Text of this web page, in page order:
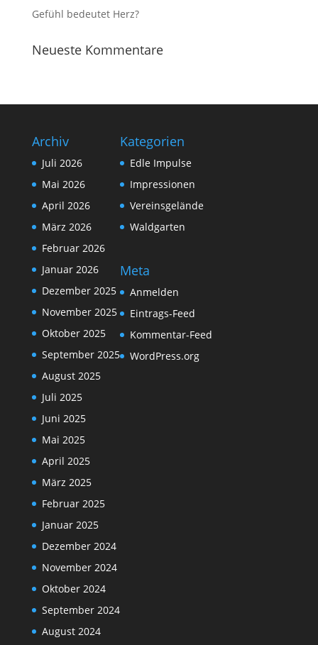
Gefühl bedeutet Herz?
Neueste Kommentare
Archiv
Juli 2026
Mai 2026
April 2026
März 2026
Februar 2026
Januar 2026
Dezember 2025
November 2025
Oktober 2025
September 2025
August 2025
Juli 2025
Juni 2025
Mai 2025
April 2025
März 2025
Februar 2025
Januar 2025
Dezember 2024
November 2024
Oktober 2024
September 2024
August 2024
Kategorien
Edle Impulse
Impressionen
Vereinsgelände
Waldgarten
Meta
Anmelden
Eintrags-Feed
Kommentar-Feed
WordPress.org